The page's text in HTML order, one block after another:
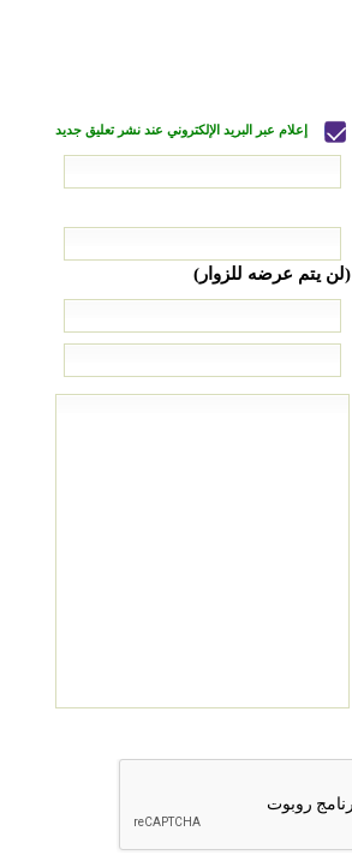
إعلام عبر البريد الإلكتروني عند نشر تعليق جديد
(لن يتم عرضه للزوار)